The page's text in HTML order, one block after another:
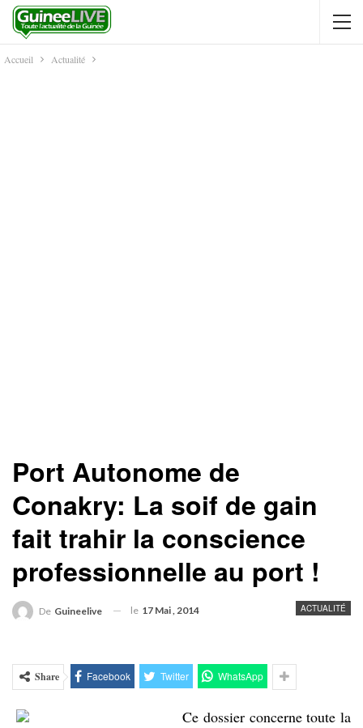
Accueil Actualité
Port Autonome de
Conakry: La soif de gain
fait trahir la conscience
professionnelle au port !
ACTUALITÉ
De Guineelive le 17 Mai , 2014
Share Facebook Twitter WhatsApp
Ce dossier concerne toute la